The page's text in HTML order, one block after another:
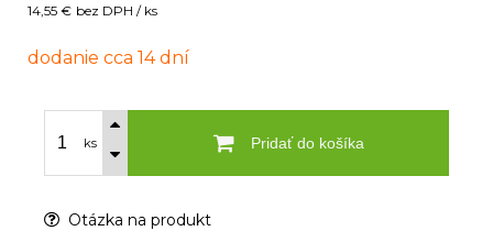
14,55 € bez DPH / ks
dodanie cca 14 dní
ks Pridať do košíka
Otázka na produkt